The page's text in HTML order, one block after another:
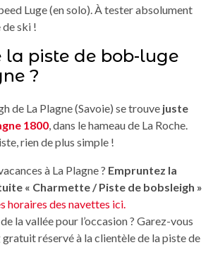
Luge (en solo). À tester absolument
ski !
la piste de bob-luge
?
de La Plagne (Savoie) se trouve juste
1800 , dans le hameau de La Roche.
rien de plus simple !
à La Plagne ? Empruntez la
« Charmette / Piste de bobsleigh »
horaires des navettes ici
la vallée pour l’occasion ? Garez-vous
réservé à la clientèle de la piste de